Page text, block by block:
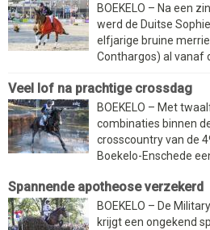
BOEKELO – Na een
werd de Duitse
elfjarige bruine
Conthargos) al vanaf
Veel lof na prachtige crossdag
BOEKELO – Met
combinaties binnen
crosscountry van de
Boekelo-Enschede
Spannende apotheose verzekerd
BOEKELO – De
krijgt een ongekend